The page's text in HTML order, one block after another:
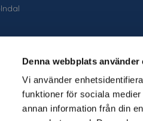
Denna webbplats använder
Vi använder
funktioner för sociala
annan information från din